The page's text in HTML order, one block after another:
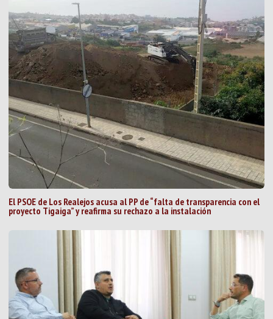
El PSOE de Los Realejos acusa al PP de “falta de transparencia con el
proyecto Tigaiga” y reafirma su rechazo a la instalación